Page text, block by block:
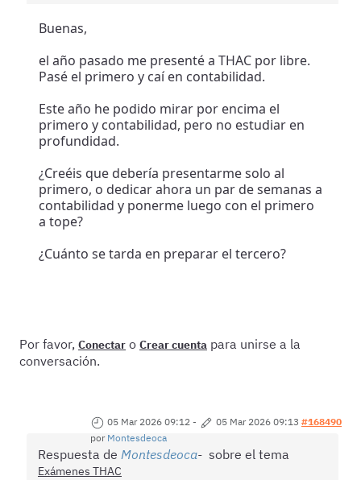
Buenas,
el año pasado me presenté a THAC por libre.
Pasé el primero y caí en contabilidad.
Este año he podido mirar por encima el
primero y contabilidad, pero no estudiar en
profundidad.
¿Creéis que debería presentarme solo al
primero, o dedicar ahora un par de semanas a
contabilidad y ponerme luego con el primero
a tope?
¿Cuánto se tarda en preparar el tercero?
Por favor, Conectar o Crear cuenta para unirse a la
conversación.
05 Mar 2026 09:12 - 05 Mar 2026 09:13 #168490
por Montesdeoca
Respuesta de Montesdeoca sobre el tema
Exámenes THAC